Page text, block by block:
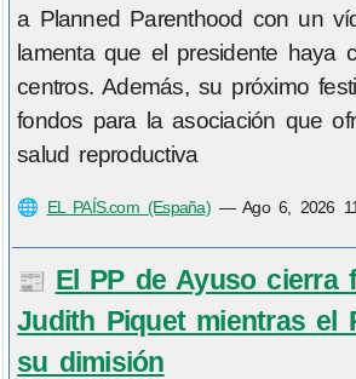
a Planned Parenthood con un
lamenta que el presidente haya
centros. Además, su próximo
fondos para la asociación que
salud reproductiva
🌐 EL PAÍS.com (España)—Ago 6, 2026
📰 El PP de Ayuso cierra
Judith Piquet mientras el
su dimisión